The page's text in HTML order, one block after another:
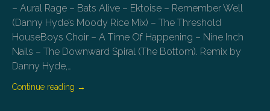
– Aural Rage – Bats Alive – Ektoise – Remember Well
(Danny Hyde’s Moody Rice Mix) – The Threshold
HouseBoys Choir – A Time Of Happening – Nine Inch
Nails – The Downward Spiral (The Bottom). Remix by
Danny Hyde,…
Continue reading →